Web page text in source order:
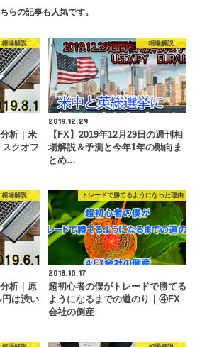
らの記事も人気です。
相場解説
析｜米
クオフ
相場解説
2019.12.29
【FX】2019年12月29日の週刊相
場解説＆予測と今年1年の動向ま
とめ…
相場解説
析｜原
円は渋い
トレードで勝てるようになった理由
2018.10.17
超初心者の僕がトレードで勝てる
ようになるまでの道のり｜④FX
会社の倒産